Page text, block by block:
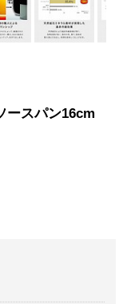
ースパン16cm